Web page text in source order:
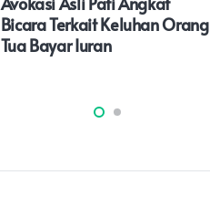
Bicara Terkait Keluhan Orang
Tua Bayar Iuran